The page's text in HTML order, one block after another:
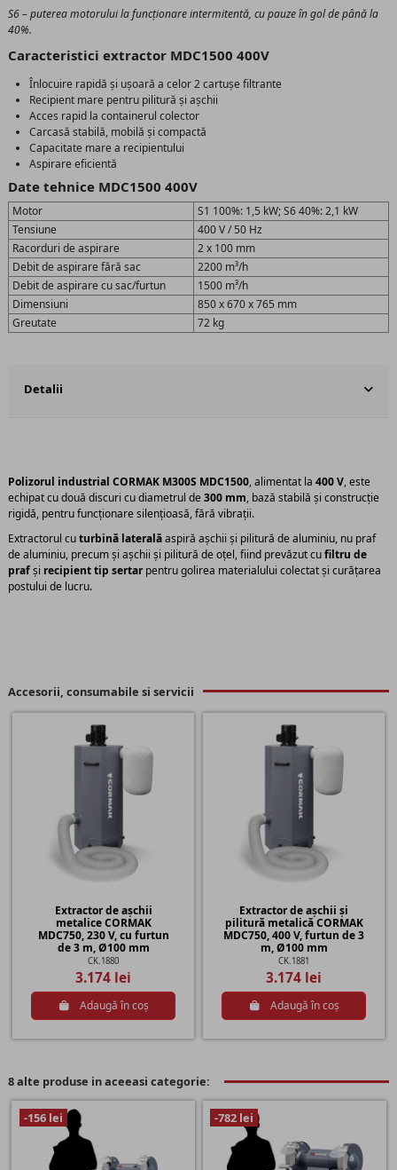
S6 – puterea motorului la funcționare intermitentă, cu pauze în gol de până la
40%.
Caracteristici extractor MDC1500 400V
Înlocuire rapidă și ușoară a celor 2 cartușe filtrante
Recipient mare pentru pilitură și așchii
Acces rapid la containerul colector
Carcasă stabilă, mobilă și compactă
Capacitate mare a recipientului
Aspirare eficientă
Date tehnice MDC1500 400V
Motor
S1 100%: 1,5 kW; S6 40%: 2,1 kW
Tensiune
400 V / 50 Hz
Racorduri de aspirare
2 x 100 mm
Debit de aspirare fără sac
2200 m³/h
Debit de aspirare cu sac/furtun
1500 m³/h
Dimensiuni
850 x 670 x 765 mm
Greutate
72 kg
Detalii
Polizorul industrial CORMAK M300S MDC1500, alimentat la 400 V, este
echipat cu două discuri cu diametrul de300 mm, bază stabilă și construcție
rigidă, pentru funcționare silențioasă, fără vibrații.
Extractorul cuturbină lateralăaspiră așchii și pilitură de aluminiu, nu praf
de aluminiu, precum și așchii și pilitură de oțel, fiind prevăzut cufiltru de
prafși recipient tip sertarpentru golirea materialului colectat și curățarea
postului de lucru.
Accesorii, consumabile si servicii
Extractor de așchii
metalice CORMAK
MDC750, 230 V, cu furtun
de 3 m, Ø100 mm
CK.1880
3.174 lei
Adaugă în coș
Extractor de așchii și
pilitură metalică CORMAK
MDC750, 400 V, furtun de 3
m, Ø100 mm
CK.1881
3.174 lei
Adaugă în coș
8 alte produse in aceeasi categorie:
-156 lei -782 lei